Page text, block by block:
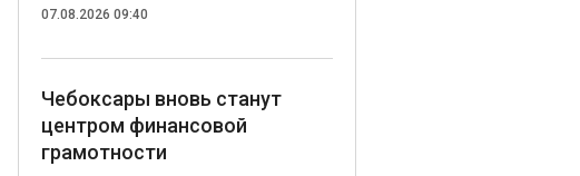
07.08.2026 09:40
Чебоксары вновь станут
центром финансовой
грамотности